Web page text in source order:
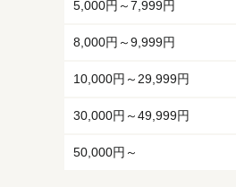
5,000円～7,999円
8,000円～9,999円
10,000円～29,999円
30,000円～49,999円
50,000円～